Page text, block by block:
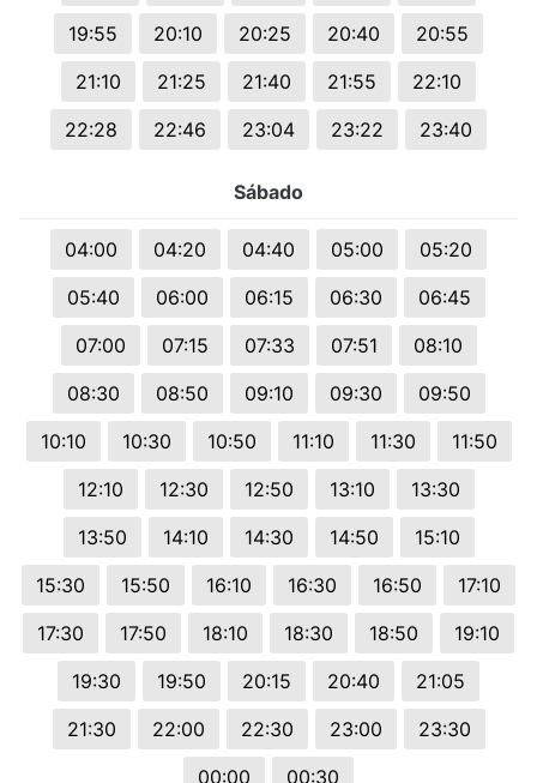
19:55
20:10 20:25 20:40
20:55
21:10
21:25 21:40 21:55
22:10
22:28
22:46 23:04 23:22 23:40
Sábado
04:00 04:20 04:40 05:00
05:20
05:40
06:00 06:15 06:30
06:45
07:00
07:15 07:33 07:51
08:10
08:30
08:50 09:10 09:30
09:50
10:10
10:30 10:50 11:10 11:30
11:50
12:10
12:30 12:50 13:10
13:30
13:50
14:10 14:30 14:50
15:10
15:30
15:50 16:10 16:30 16:50
17:10
17:30
17:50 18:10 18:30 18:50
19:10
19:30
19:50 20:15 20:40
21:05
21:30
22:00 22:30 23:00
23:30
00:00
00:30